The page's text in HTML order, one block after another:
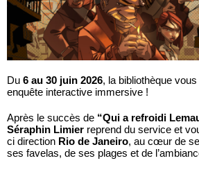
Du 6 au 30 juin 2026, la bibliothèque
enquête interactive immersive !
Après le succès de “Qui a refroidi
Séraphin Limier reprend du service et
ci direction Rio de Janeiro, au cœur de
ses favelas, de ses plages et de